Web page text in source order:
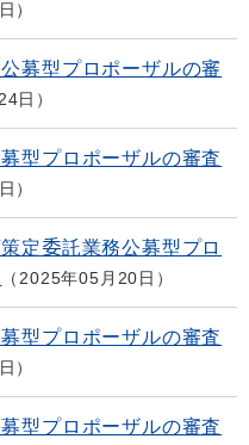
募型プロポーザルの審
日
型プロポーザルの審査
定委託業務公募型プロ
2025年05月20日
型プロポーザルの審査
型プロポーザルの審査